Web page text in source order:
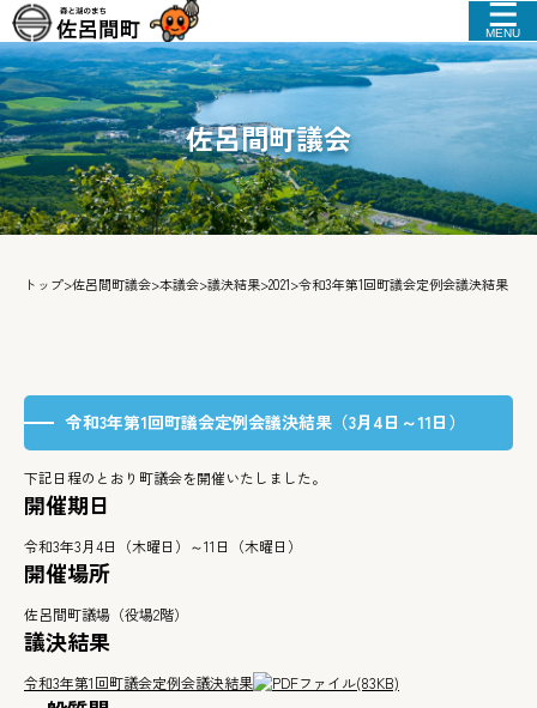
MENU
佐呂間町議会
トップ>佐呂間町議会>本議会>議決結果>2021>令和3年第1回町議会定例会議決結果（3
令和3年第1回町議会定例会議決結果（3月4日～11日）
下記日程のとおり町議会を開催いたしました。
開催期日
令和3年3月4日（木曜日）～11日（木曜日）
開催場所
佐呂間町議場（役場2階）
議決結果
令和3年第1回町議会定例会議決結果 (83KB)